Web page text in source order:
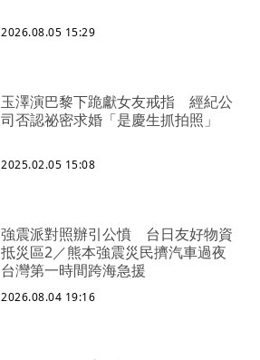
2026.08.05 15:29
玉澤演巴黎下跪獻女友戒指 經紀公
司否認祕密求婚「是慶生抓拍照」
2025.02.05 15:08
強震派對照辦引公憤 台日友好物資
抵災區2／熊本強震災民擠汽車過夜
台灣第一時間跨海急援
2026.08.04 19:16